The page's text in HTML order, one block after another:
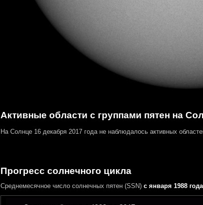
Активные области с группами пятен на
На Солнце 16 декабря 2017 года не наблюдалось активных
Прогресс солнечного цикла
Среднемесячное число солнечных пятен (SSN) с января 1988